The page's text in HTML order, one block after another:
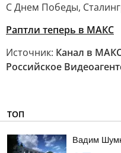
С Днем Победы,
Раптли теперь в МАКС
Источник: Канал в
Российское
ТОП
Вадим